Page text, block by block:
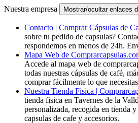
Nuestra empresa Mostrar/ocultar enlaces
Contacto | Comprar Cápsulas de
sobre tu pedido de capsulas?
respondemos en menos de 24h.
Mapa Web de
Accede al mapa web de
todas nuestras cápsulas de café,
comprar fácilmente lo que
Nuestra Tienda Fisica |
tienda fisica en Tavernes de la
personalizada, recogida en tienda
capsulas de cafe y accesorios.